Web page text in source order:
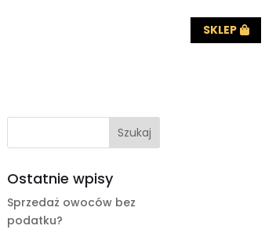
SKLEP
Ostatnie wpisy
Sprzedaż owoców bez
podatku?